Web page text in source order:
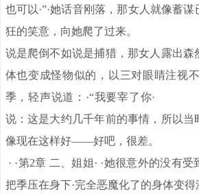
也可以·”·她话音刚落，那女人就像蓄
狂的笑意，向她爬了过来。
说是爬倒不如说是捕猎，那女人露出森
体也变成怪物似的，以三对眼睛注视
季，轻声说道：·“我要宰了
说：这是大约几千年前的事情，所以当
像现在这样好——好吧，很差。
· ·第2章 二、姐姐· ·她很意外的没有
把季压在身下·完全恶魔化了的身体变得